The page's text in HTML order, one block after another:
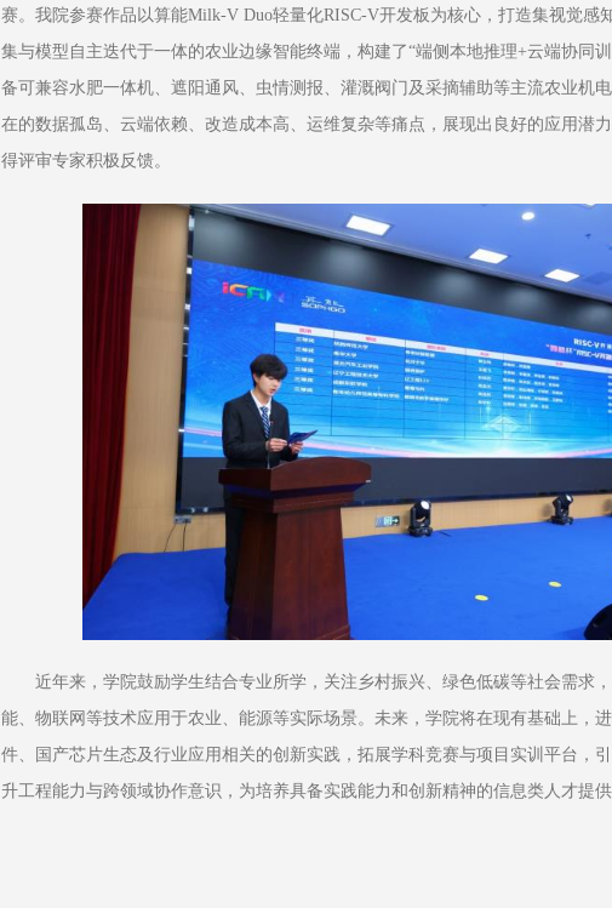
赛。我院参赛作品以算能Milk-V Duo轻量化RISC-V开发板为核心，打造集视觉感
集与模型自主迭代于一体的农业边缘智能终端，构建了“端侧本地推理+云端协同
备可兼容水肥一体机、遮阳通风、虫情测报、灌溉阀门及采摘辅助等主流农业机
在的数据孤岛、云端依赖、改造成本高、运维复杂等痛点，展现出良好的应用潜
得评审专家积极反馈。
近年来，学院鼓励学生结合专业所学，关注乡村振兴、绿色低碳等社会需求
能、物联网等技术应用于农业、能源等实际场景。未来，学院将在现有基础上，
件、国产芯片生态及行业应用相关的创新实践，拓展学科竞赛与项目实训平台，
升工程能力与跨领域协作意识，为培养具备实践能力和创新精神的信息类人才提供